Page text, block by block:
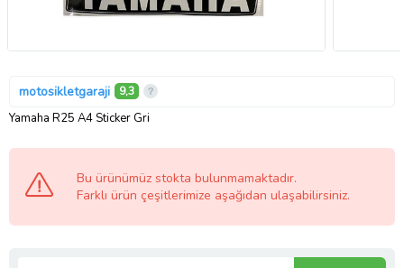
motosikletgaraji 9,3
Yamaha R25 A4 Sticker Gri
Bu ürünümüz stokta bulunmamaktadır.
Farklı ürün çeşitlerimize aşağıdan ulaşabilirsiniz.